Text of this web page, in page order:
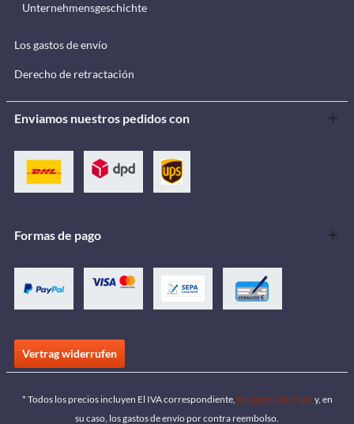
Unternehmensgeschichte
Los gastos de envío
Derecho de retractación
Enviamos nuestros pedidos con
Formas de pago
Vertrag widerrufen
* Todos los precios incluyen El IVA correspondiente, los gastos de envío y, en
su caso, los gastos de envío por contra reembolso.